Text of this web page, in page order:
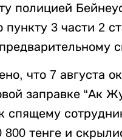
полицией
пункту 3 части 2
что 7 августа
заправке “Ак
спящему
тенге и